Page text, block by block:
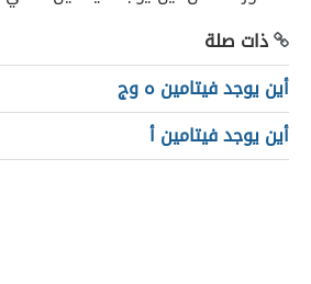
ذات صلة
أين يوجد فيتامين ه وج
أين يوجد فيتامين أ